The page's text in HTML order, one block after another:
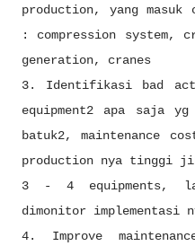
production, yang masuk
: compression system,
generation, cranes
3. Identifikasi bad
equipment2 apa saja
batuk2, maintenance
production nya tinggi
3 - 4 equipments,
dimonitor implementasi
4. Improve